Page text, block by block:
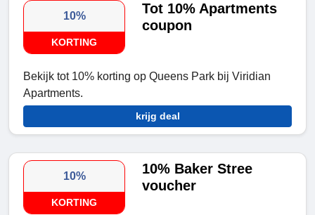
10%
KORTING
Tot 10% Apartments
coupon
Bekijk tot 10% korting op Queens Park bij Viridian
Apartments.
krijg deal
10%
KORTING
10% Baker Stree
voucher